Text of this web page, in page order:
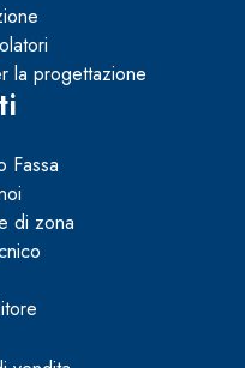
la progettazione
Fassa
di zona